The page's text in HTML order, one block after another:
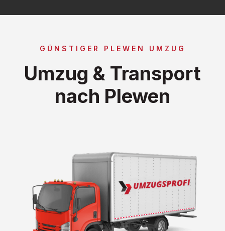
GÜNSTIGER PLEWEN UMZUG
Umzug & Transport
nach Plewen